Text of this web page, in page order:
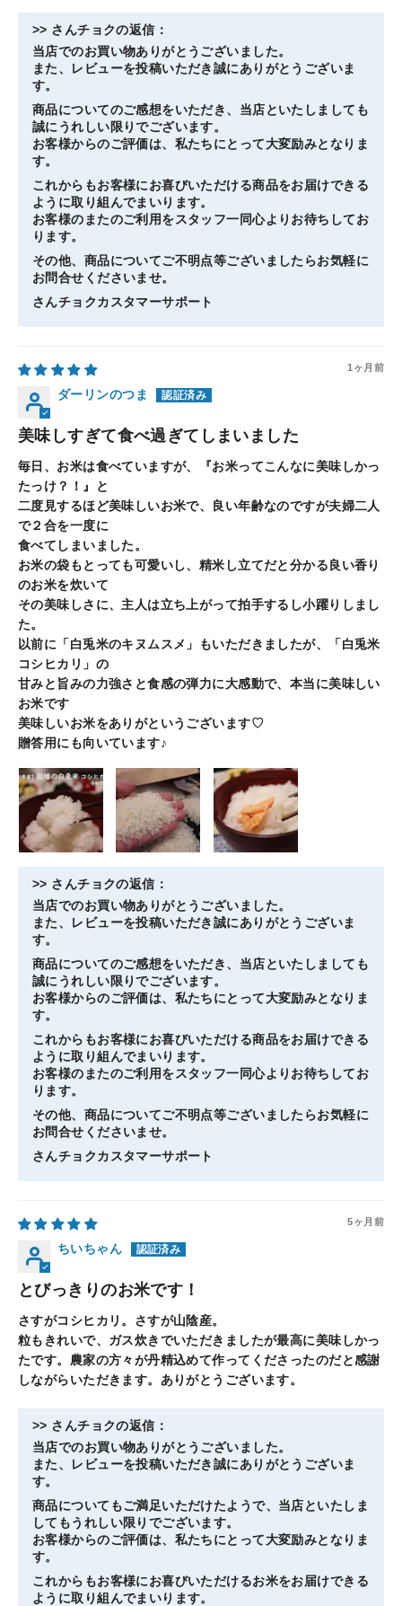
>> さんチョクの返信：
当店でのお買い物ありがとうございました。
また、レビューを投稿いただき誠にありがとうございま
す。
商品についてのご感想をいただき、当店といたしましても
誠にうれしい限りでございます。
お客様からのご評価は、私たちにとって大変励みとなりま
す。
これからもお客様にお喜びいただける商品をお届けできる
ように取り組んでまいります。
お客様のまたのご利用をスタッフ一同心よりお待ちしてお
ります。
その他、商品についてご不明点等ございましたらお気軽に
お問合せくださいませ。
さんチョクカスタマーサポート
1ヶ月前
ダーリンのつま
美味しすぎて食べ過ぎてしまいました
毎日、お米は食べていますが、『お米ってこんなに美味しかっ
たっけ？！』と
二度見するほど美味しいお米で、良い年齢なのですが夫婦二人
で２合を一度に
食べてしまいました。
お米の袋もとっても可愛いし、精米し立てだと分かる良い香り
のお米を炊いて
その美味しさに、主人は立ち上がって拍手するし小躍りしまし
た。
以前に「白兎米のキヌムスメ」もいただきましたが、「白兎米
コシヒカリ」の
甘みと旨みの力強さと食感の弾力に大感動で、本当に美味しい
お米です
美味しいお米をありがというございます♡
贈答用にも向いています♪
>> さんチョクの返信：
当店でのお買い物ありがとうございました。
また、レビューを投稿いただき誠にありがとうございま
す。
商品についてのご感想をいただき、当店といたしましても
誠にうれしい限りでございます。
お客様からのご評価は、私たちにとって大変励みとなりま
す。
これからもお客様にお喜びいただける商品をお届けできる
ように取り組んでまいります。
お客様のまたのご利用をスタッフ一同心よりお待ちしてお
ります。
その他、商品についてご不明点等ございましたらお気軽に
お問合せくださいませ。
さんチョクカスタマーサポート
5ヶ月前
ちいちゃん
とびっきりのお米です！
さすがコシヒカリ。さすが山陰産。
粒もきれいで、ガス炊きでいただきましたが最高に美味しかっ
たです。農家の方々が丹精込めて作ってくださったのだと感謝
しながらいただきます。ありがとうございます。
>> さんチョクの返信：
当店でのお買い物ありがとうございました。
また、レビューを投稿いただき誠にありがとうございま
す。
商品についてもご満足いただけたようで、当店といたしま
してもうれしい限りでございます。
お客様からのご評価は、私たちにとって大変励みとなりま
す。
これからもお客様にお喜びいただけるお米をお届けできる
ように取り組んでまいります。